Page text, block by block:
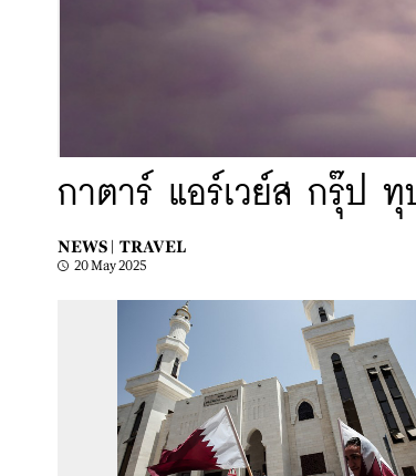
กาตาร์ แอร์เวย์ส กรุ๊ป
NEWS | TRAVEL
20 May 2025